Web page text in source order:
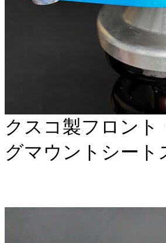
クスコ製フロン
グマウントシート